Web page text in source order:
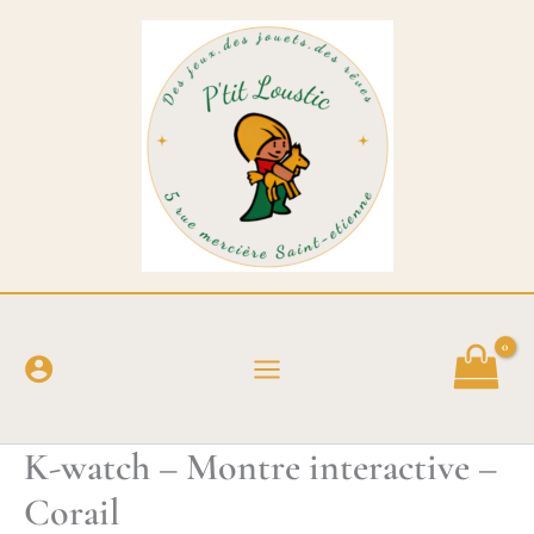
K-watch – Montre interactive –
Corail